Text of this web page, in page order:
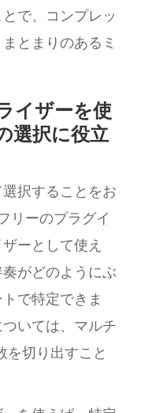
で、コンプレッ
とまりのあるミ
イザーを使
選択に役立
択することをお
リーのプラグイ
ーとして使え
がどのようにぶ
で特定できま
いては、マルチ
を切り出すこと